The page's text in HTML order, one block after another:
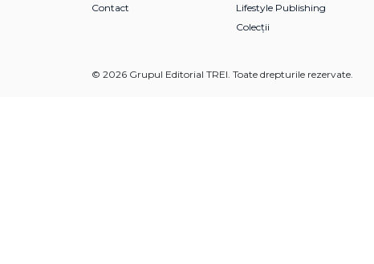
Contact
Lifestyle Publishing
Colecții
© 2026 Grupul Editorial TREI. Toate drepturile rezervate.